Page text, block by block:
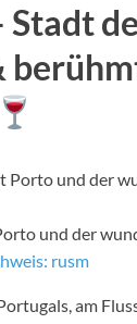
Stadt
und der
rusm
am